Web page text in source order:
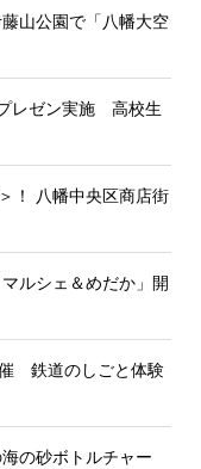
山公園で「八幡大空
レゼン実施 高校生
！ 八幡中央区商店街
ルシェ＆めだか」開
鉄道のしごと体験
の砂ボトルチャー